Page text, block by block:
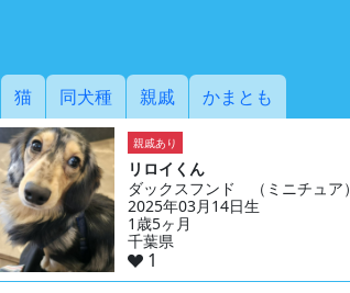
猫 同犬種 親戚 かまとも
親戚あり
リロイくん
ダックスフンド （ミニチュア）
2025年03月14日生
1歳5ヶ月
千葉県
1